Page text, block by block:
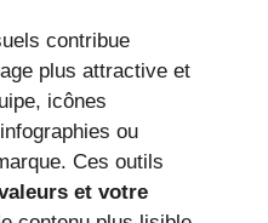
contribue
plus attractive et
icônes
ou
Ces outils
et votre